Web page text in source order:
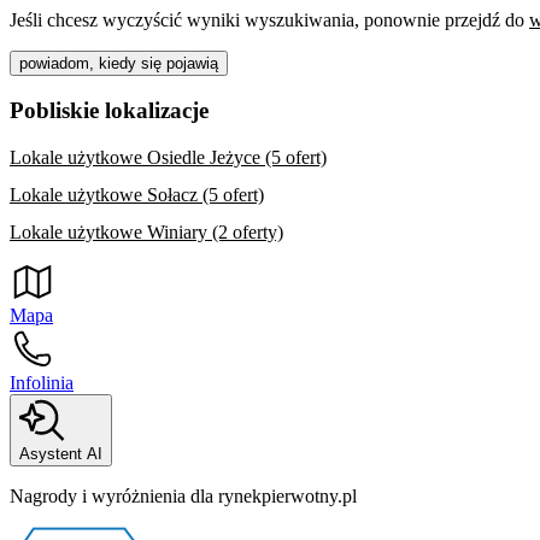
Jeśli chcesz wyczyścić wyniki wyszukiwania, ponownie przejdź do
powiadom, kiedy się pojawią
Pobliskie lokalizacje
Lokale użytkowe Osiedle Jeżyce (5 ofert)
Lokale użytkowe Sołacz (5 ofert)
Lokale użytkowe Winiary (2 oferty)
Mapa
Infolinia
Asystent AI
Nagrody i wyróżnienia dla rynekpierwotny.pl